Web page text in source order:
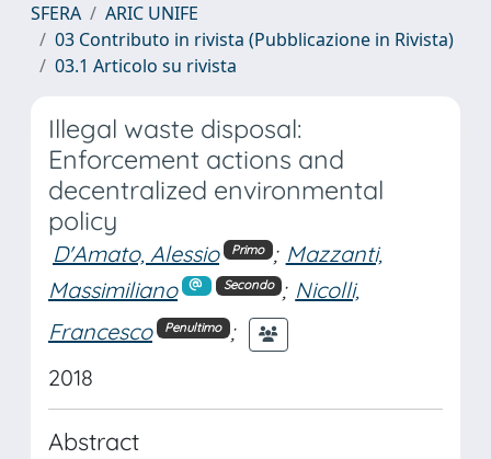
SFERA
ARIC UNIFE
03 Contributo in rivista (Pubblicazione in Rivista)
03.1 Articolo su rivista
Illegal waste disposal:
Enforcement actions and
decentralized environmental
policy
D'Amato, Alessio Primo ; Mazzanti,
Massimiliano
Secondo ; Nicolli,
Francesco
Penultimo ;
2018
Abstract